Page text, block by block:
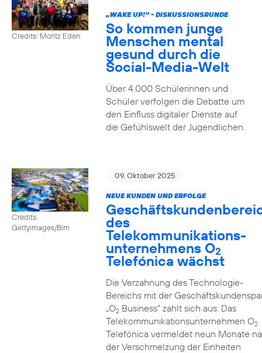
Credits: Moritz Eden
„WAKE UP!“ - DISKUSSIONSRUNDE
So kommen junge
Menschen mental
gesund durch die
Social-Media-Welt
Über 4.000 Schülerinnen und
Schüler verfolgen die Debatte um
den Einfluss digitaler Dienste auf
die Gefühlswelt der Jugendlichen.
Credits:
Gettyimages/Bim
09. Oktober 2025
NEUE KUNDEN UND ERFOLGE
des
Telekommunikations­
unternehmens O2
Telefónica wächst
Die Verzahnung des Technologie-
Bereichs mit der
„O2Business” zahlt sich aus: Das
Telekommunikationsunternehmen O2
Telefónica vermeldet neun Monate
der Verschmelzung der Einheiten